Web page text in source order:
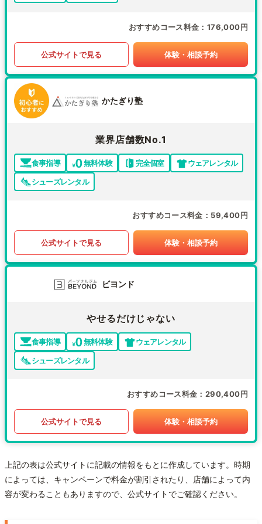
おすすめコース料金 176,000円
公式サイトで見る 体験・相談予約
かたぎり塾
業界店舗数No.1
食事指導 無料体験 完全個室
ウェアレンタル
シューズレンタル
おすすめコース料金 59,400円
公式サイトで見る 体験・相談予約
ビヨンド
やせるだけじゃない
食事指導 無料体験
ウェアレンタル
シューズレンタル
おすすめコース料金 290,400円
公式サイトで見る 体験・相談予約
上記の表は公式サイトに記載の情報をもとに作成しています。時期
によっては、キャンペーンで料金が割引されたり、店舗によって内
容が変わることもありますので、公式サイトでご確認ください。